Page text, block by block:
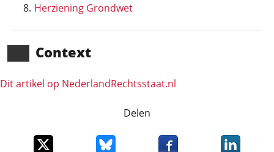
Herziening Grondwet
Context
Dit artikel op NederlandRechts­staat.nl
Delen
Deel dit item op XDeel dit item op Bluesky
Deel dit item opDeel dit